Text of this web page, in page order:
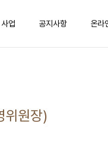
사업 공지사항 온라
위원장)